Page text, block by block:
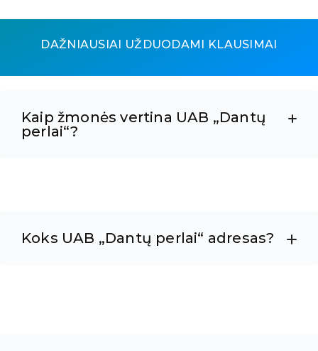
DAŽNIAUSIAI UŽDUODAMI KLAUSIMAI
Kaip žmonės vertina UAB „Dantų
perlai“?
Koks UAB „Dantų perlai“ adresas?